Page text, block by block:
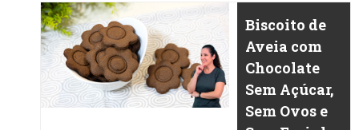
Biscoito de
Aveia com
Chocolate
Sem Açúcar,
Sem Ovos e